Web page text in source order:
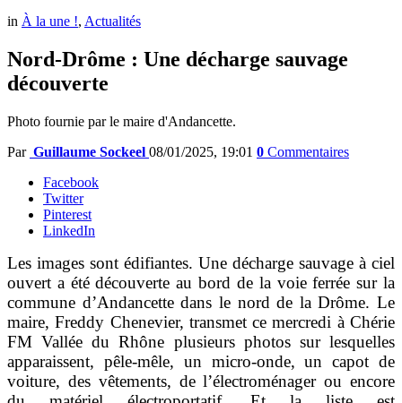
in À la une !, Actualités
Nord-Drôme : Une décharge sauvage
découverte
Photo fournie par le maire d'Andancette.
Par Guillaume Sockeel 08/01/2025, 19:01 0 Commentaires
Facebook
Twitter
Pinterest
LinkedIn
Les images sont édifiantes. Une décharge sauvage à ciel
ouvert a été découverte au bord de la voie ferrée sur la
commune d’Andancette dans le nord de la Drôme. Le
maire, Freddy Chenevier, transmet ce mercredi à Chérie
FM Vallée du Rhône plusieurs photos sur lesquelles
apparaissent, pêle-mêle, un micro-onde, un capot de
voiture, des vêtements, de l’électroménager ou encore